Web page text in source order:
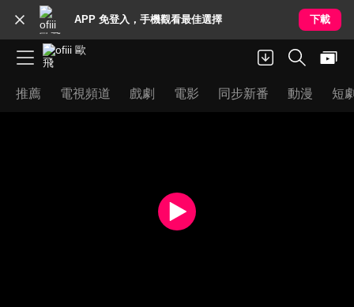
APP 免登入，手機觀看最佳選擇 下載
推薦 電視頻道 戲劇 電影 同步新番 動漫 短